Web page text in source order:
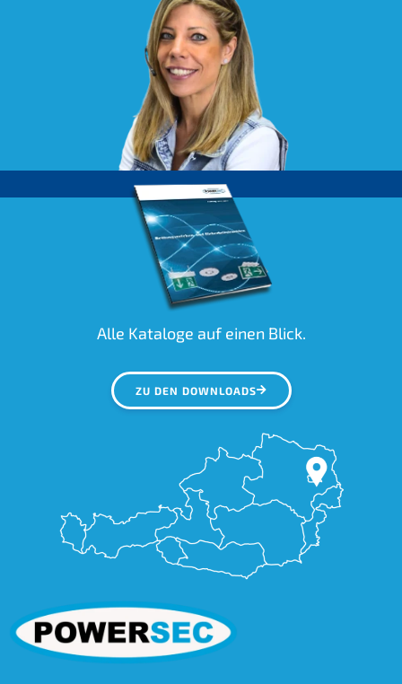
Alle Kataloge auf einen Blick.
ZU DEN DOWNLOADS